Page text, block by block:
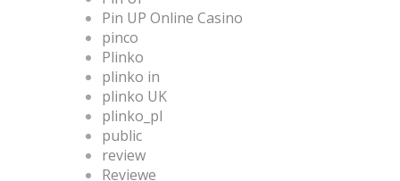
Pin UP Online Casino
pinco
Plinko
plinko in
plinko UK
plinko_pl
public
review
Reviewe